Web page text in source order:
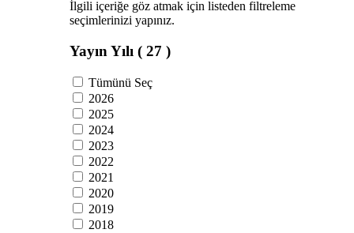
İlgili içeriğe göz atmak için listeden filtreleme
seçimlerinizi yapınız.
Yayın Yılı ( 27 )
Tümünü Seç
2026
2025
2024
2023
2022
2021
2020
2019
2018